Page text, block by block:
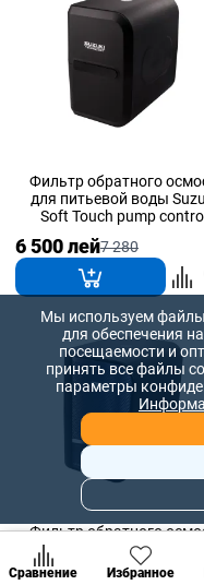
Фильтр обратного
для питьевой воды
Soft Touch pump control
6 500 лей7 280
Фильтр обратного
для питьевой воды
Ph8 Hydrogen Alkaline
Сравнение Избранное
Мы используем файлы
для обеспечения
посещаемости и
принять все файлы
параметры